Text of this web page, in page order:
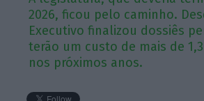
2026, ficou pelo caminho.
Executivo finalizou dossiês
terão um custo de mais de
nos próximos anos.